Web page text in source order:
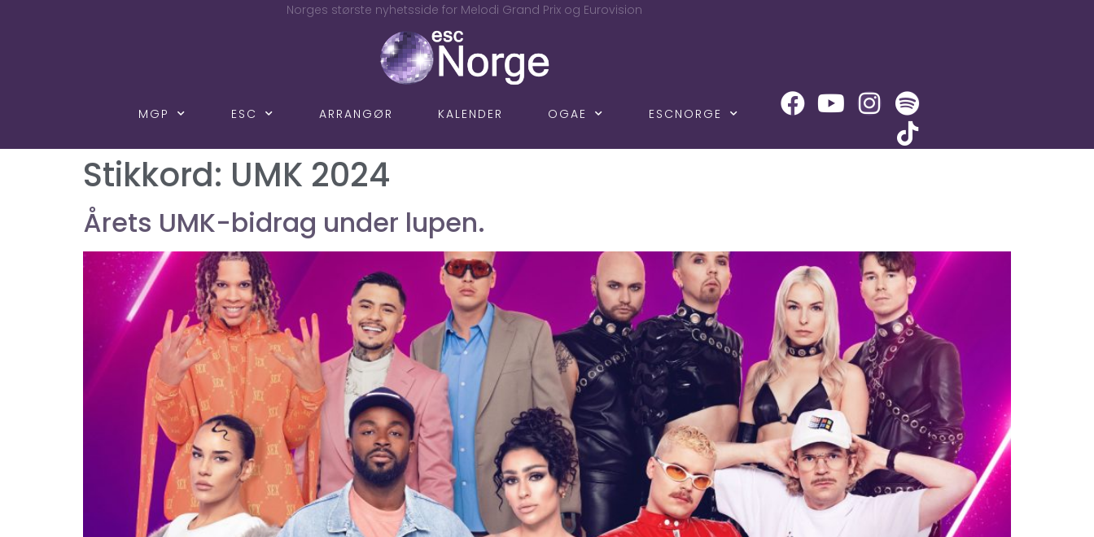
Norges største nyhetsside for Melodi Grand Prix og Eurovision
MGP ESC ARRANGØR KALENDER OGAE ESCNORGE
Stikkord: UMK 2024
Årets UMK-bidrag under lupen.